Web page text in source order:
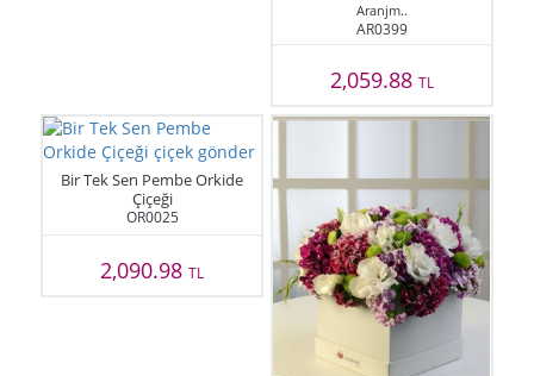
Aranjm..
AR0399
2,059.88 TL
Bir Tek Sen Pembe Orkide
Çiçeği
OR0025
2,090.98TL